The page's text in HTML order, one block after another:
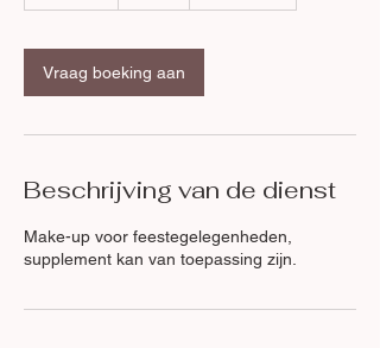
i
n
Vraag boeking aan
Beschrijving van de dienst
Make-up voor feestegelegenheden,
supplement kan van toepassing zijn.